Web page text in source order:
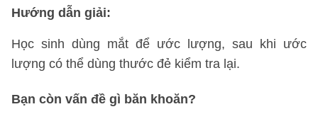
Hướng dẫn giải:
Học sinh dùng mắt để ước lượng, sau khi ước
lượng có thể dùng thước đẻ kiểm tra lại.
Bạn còn vấn đề gì băn khoăn?